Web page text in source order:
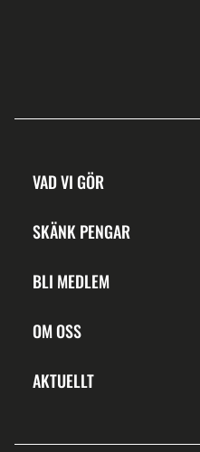
VAD VI GÖR
SKÄNK PENGAR
BLI MEDLEM
OM OSS
AKTUELLT